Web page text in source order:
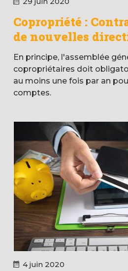
Copropriété :
de nouvelles
En principe, l'assemblée
copropriétaires doit
au moins une fois par an
comptes.
4 juin 2020